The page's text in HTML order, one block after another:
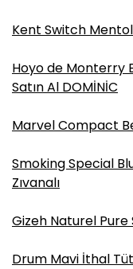
Kent Switch
Hoyo de Monterry
Satın Al DOMİNİC
Marvel Compact
Smoking Special
Zıvanalı
Gizeh Naturel Pure
Drum Mavi İthal